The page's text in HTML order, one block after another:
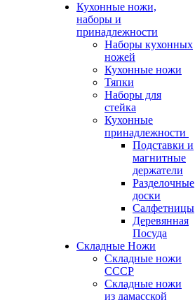
Кухонные ножи,
наборы и
принадлежности
Наборы кухонных
ножей
Кухонные ножи
Тяпки
Наборы для
стейка
Кухонные
принадлежности
Подставки и
магнитные
держатели
Разделочные
доски
Салфетницы
Деревянная
Посуда
Складные Ножи
Cкладные ножи
СССР
Складные ножи
из дамасской